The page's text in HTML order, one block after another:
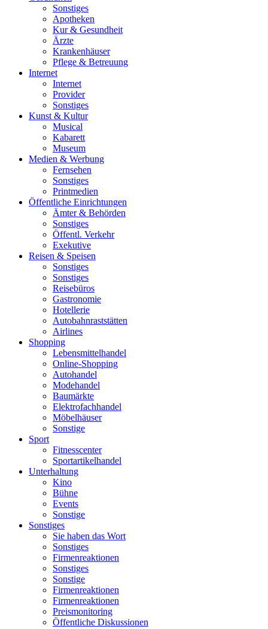
Sonstiges
Apotheken
Kur & Gesundheit
Ärzte
Krankenhäuser
Pflege & Betreuung
Internet
Internet
Provider
Sonstiges
Kunst & Kultur
Musical
Kabarett
Museum
Medien & Werbung
Fernsehen
Sonstiges
Printmedien
Öffentliche Einrichtungen
Ämter & Behörden
Sonstiges
Öffentl. Verkehr
Exekutive
Reisen & Speisen
Sonstiges
Sonstiges
Reisebüros
Gastronomie
Hotellerie
Autobahnraststätten
Airlines
Shopping
Lebensmittelhandel
Online-Shopping
Autohandel
Modehandel
Baumärkte
Elektrofachhandel
Möbelhäuser
Sonstige
Sport
Fitnesscenter
Sportartikelhandel
Unterhaltung
Kino
Bühne
Events
Sonstige
Sonstiges
Sie haben das Wort
Sonstiges
Firmenreaktionen
Sonstiges
Sonstige
Firmenreaktionen
Firmenreaktionen
Preismonitoring
Öffentliche Diskussionen